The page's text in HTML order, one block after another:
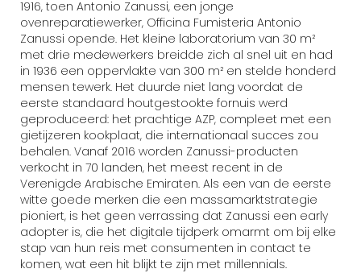
1916, toen Antonio Zanussi, een jonge
ovenreparatiewerker, Officina Fumisteria Antonio
Zanussi opende. Het kleine laboratorium van 30 m²
met drie medewerkers breidde zich al snel uit en had
in 1936 een oppervlakte van 300 m² en stelde honderd
mensen tewerk. Het duurde niet lang voordat de
eerste standaard houtgestookte fornuis werd
geproduceerd: het prachtige AZP, compleet met een
gietijzeren kookplaat, die internationaal succes zou
behalen. Vanaf 2016 worden Zanussi-producten
verkocht in 70 landen, het meest recent in de
Verenigde Arabische Emiraten. Als een van de eerste
witte goede merken die een massamarktstrategie
pioniert, is het geen verrassing dat Zanussi een early
adopter is, die het digitale tijdperk omarmt om bij elke
stap van hun reis met consumenten in contact te
komen, wat een hit blijkt te zijn met millennials.